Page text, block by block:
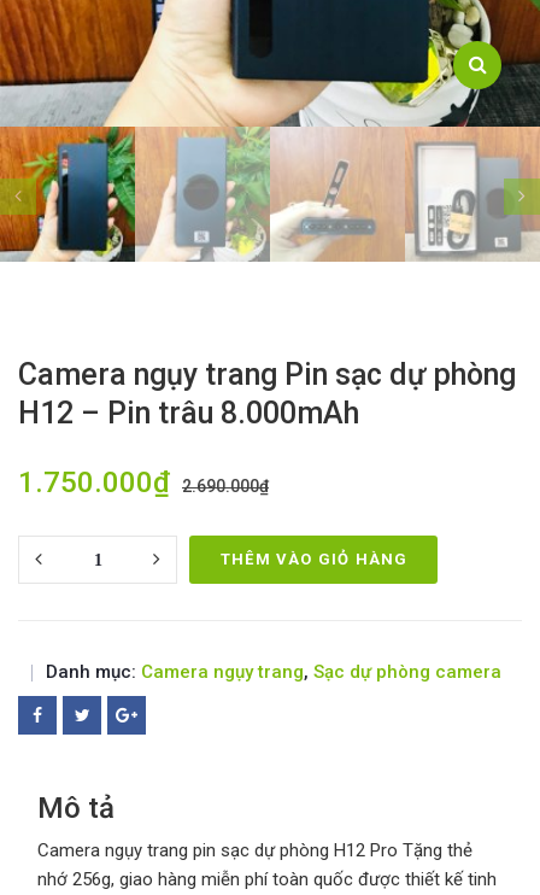
Camera ngụy trang Pin sạc dự phòng
H12 – Pin trâu 8.000mAh
2.690.000₫
1.750.000₫
Quantity THÊM VÀO GIỎ HÀNG
Danh mục: Camera ngụy trang, Sạc dự phòng camera
Mô tả
Camera ngụy trang pin sạc dự phòng H12 Pro Tặng thẻ
nhớ 256g, giao hàng miễn phí toàn quốc được thiết kế tinh